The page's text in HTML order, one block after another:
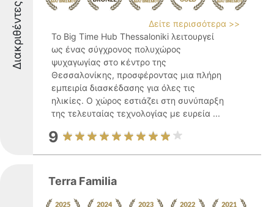
Διακριθέντες
Δείτε περισσότερα >>
Το Big Time Hub Thessaloniki λειτουργεί
ως ένας σύγχρονος πολυχώρος
ψυχαγωγίας στο κέντρο της
Θεσσαλονίκης, προσφέροντας μια πλήρη
εμπειρία διασκέδασης για όλες τις
ηλικίες. Ο χώρος εστιάζει στη συνύπαρξη
της τελευταίας τεχνολογίας με ευρεία ...
9
Terra Familia